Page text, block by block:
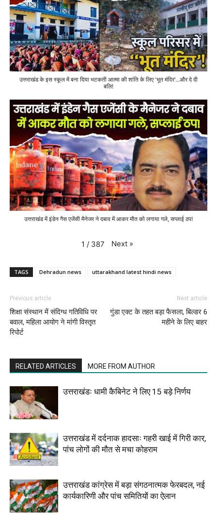
उत्तराखंड के इस स्कूल में बना दिया भटकती आत्मा की शांति के लिए 'भूत मंदिर'...और दे दी
बलि!
उत्तराखंड में इंडेन गैस एजेंसी मैनेजर ने दबाव में आकर मौत को लगाया गले, सप्लाई ठप!
1 / 387 Next »
TAGS Dehradun news uttarakhand latest hindi news
Previous article
शिक्षा संस्थान में संदिग्ध गतिविधि पर
बवाल, महिला आयोग ने मांगी विस्तृत
रिपोर्ट
Next article
गुंडा एक्ट के तहत बड़ा फैसला, बिल्डर 6
महीने के लिए बाहर
RELATED ARTICLES MORE FROM AUTHOR
उत्तराखंडः धामी कैबिनेट ने लिए 15 बड़े निर्णय
उत्तराखंड में दर्दनाक हादसाः गहरी खाई में गिरी कार,
पांच लोगों की मौत से मचा कोहराम
उत्तराखंड कांग्रेस में बड़ा संगठनात्मक फेरबदल, नई
कार्यकारिणी और पांच समितियों का ऐलान